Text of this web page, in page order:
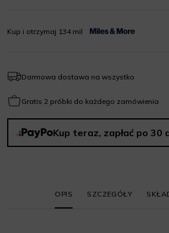
Kup i otrzymaj 134 mil
Darmowa dostawa na wszystko
Gratis 2 próbki do każdego zamówienia
Kup teraz, zapłać po 30
OPIS SZCZEGÓŁY